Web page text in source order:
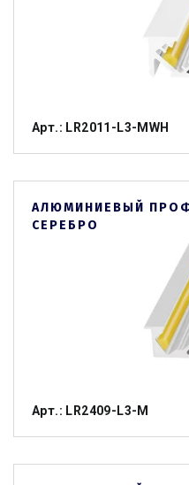
Арт.: LR2011-L3-MWH
АЛЮМИНИЕВЫЙ
СЕРЕБРО
Арт.: LR2409-L3-M